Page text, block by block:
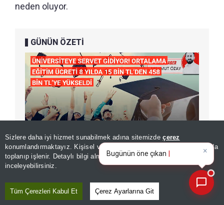
Sizlere daha iyi hizmet sunabilmek adına sitemizdeçerez
konumlandırmaktayız. Kişisel verileriniz, KVKK ve GDPR kapsamında
toplanıp işlenir. Detaylı bilgi almak içinAydınlatma Metnimizi
inceleyebilirsiniz.
Tüm Çerezleri Kabul Et Çerez Ayarlarına Git
neden oluyor.
GÜNÜN ÖZETİ
ÖNERİLEN HABERLER
DÜNYA
×
Bugünün öne çıkan manşetleri
ve gelişmeleri neler?